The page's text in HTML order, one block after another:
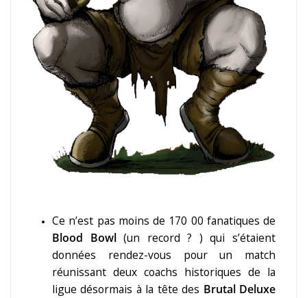
Ce n’est pas moins de 170 00 fanatiques de
Blood Bowl(un record ? ) qui s’étaient
données rendez-vous pour un match
réunissant deux coachs historiques de la
ligue désormais à la tête des Brutal Deluxe